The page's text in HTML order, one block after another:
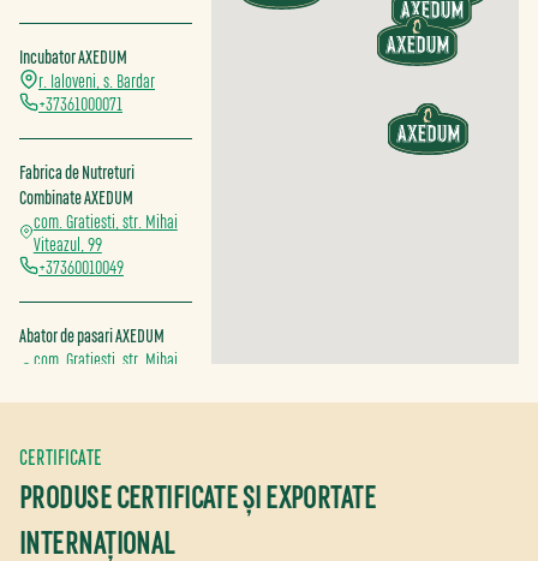
Incubator AXEDUM
r. Ialoveni, s. Bardar
+37361000071
Fabrica de Nutreturi
Combinate AXEDUM
com. Gratiesti, str. Mihai
Viteazul, 99
+37360010049
Abator de pasari AXEDUM
com. Gratiesti, str. Mihai
+37360977725
Magazin Porumbeni
r. Criuleni, com. Pascani, s.
+37361000063
CERTIFICATE
PRODUSE CERTIFICATE ȘI EXPORTATE
INTERNAȚIONAL